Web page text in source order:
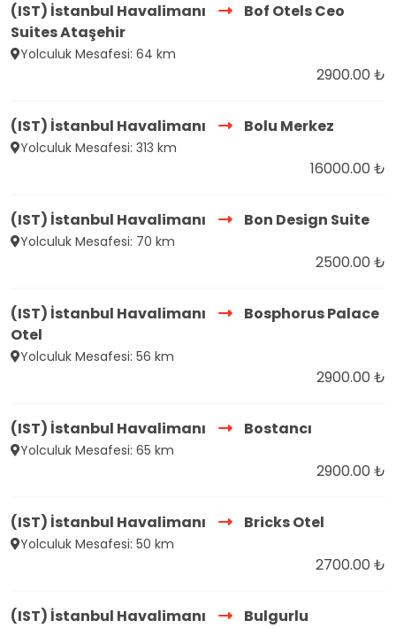
(IST) İstanbul Havalimanı
Bof Otels Ceo
Suites Ataşehir
Yolculuk Mesafesi: 64 km
2900.00 ₺
(IST) İstanbul Havalimanı Bolu Merkez
Yolculuk Mesafesi: 313 km
16000.00 ₺
(IST) İstanbul Havalimanı Bon Design Suite
Yolculuk Mesafesi: 70 km
2500.00 ₺
(IST) İstanbul Havalimanı
Bosphorus Palace
Otel
Yolculuk Mesafesi: 56 km
2900.00 ₺
(IST) İstanbul Havalimanı Bostancı
Yolculuk Mesafesi: 65 km
2900.00 ₺
(IST) İstanbul Havalimanı Bricks Otel
Yolculuk Mesafesi: 50 km
2700.00 ₺
(IST) İstanbul Havalimanı Bulgurlu